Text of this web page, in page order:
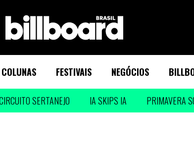
COLUNAS FESTIVAIS NEGÓCIOS
SERTANEJO IA SKIPS IA PRIMAVERA